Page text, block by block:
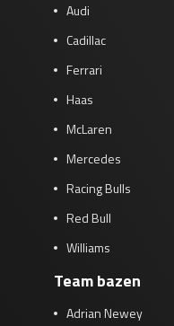
GP QATAR 2026
Kwalificatie
Race
Audi
Cadillac
Ferrari
Haas
McLaren
Mercedes
Racing Bulls
Red Bull
Williams
Team bazen
Adrian Newey